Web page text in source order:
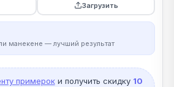
Загрузить
манекене — лучший результат
примероки получить скидку 10